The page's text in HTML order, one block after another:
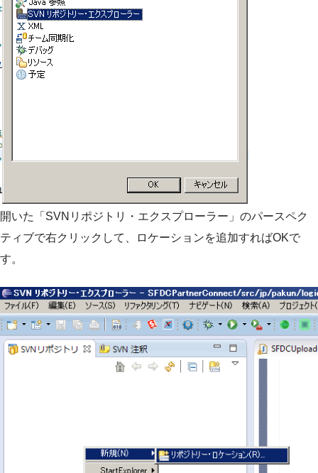
開いた「SVNリポジトリ・エクスプローラー」のパースペク
ティブで右クリックして、ロケーションを追加すればOKで
す。